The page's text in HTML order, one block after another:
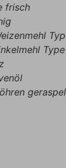
frisch